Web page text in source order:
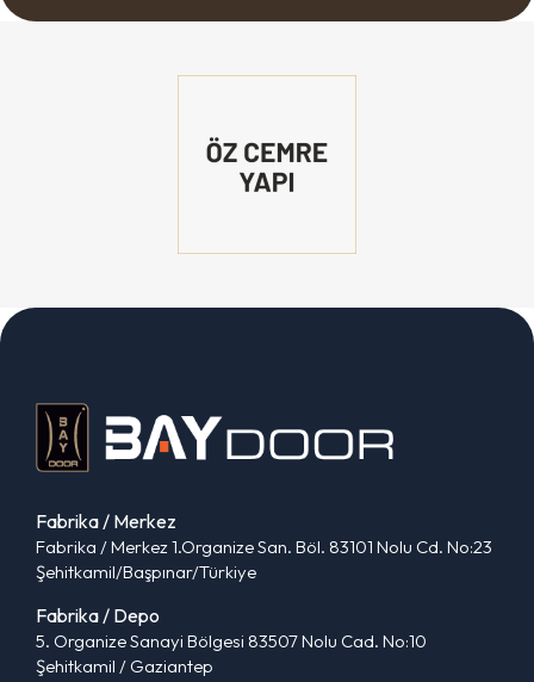
Fabrika / Merkez
Fabrika / Merkez 1.Organize San. Böl. 83101 Nolu Cd. No:23
Şehitkamil/Başpınar/Türkiye
Fabrika / Depo
5. Organize Sanayi Bölgesi 83507 Nolu Cad. No:10
Şehitkamil / Gaziantep